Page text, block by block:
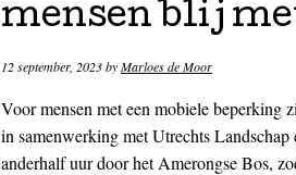
mensen blij
12 september, 2023byMarloes de Moor
Voor mensen met een mobiele
in samenwerking met Utrechts
anderhalf uur door het Amerongse Bos,